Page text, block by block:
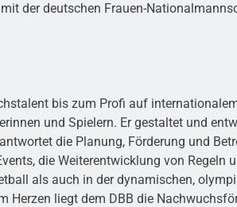
der deutschen Frauen-
bis zum Profi auf
und Spielern. Er gestaltet und
die Planung, Förderung und
die Weiterentwicklung von Regeln
als auch in der dynamischen,
Herzen liegt dem DBB die